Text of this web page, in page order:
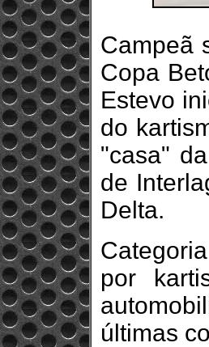
Campeã
Copa
Estevo
do
"casa"
de
Delta.
por
últimas